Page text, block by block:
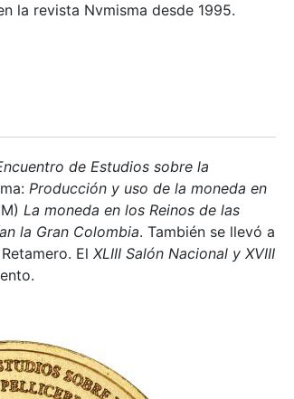
la revista Nvmisma desde 1995.
de Estudios sobre la
Producción y uso de la moneda en
La moneda en los Reinos de las
la Gran Colombia. También se llevó a
El XLIII Salón Nacional y XVIII